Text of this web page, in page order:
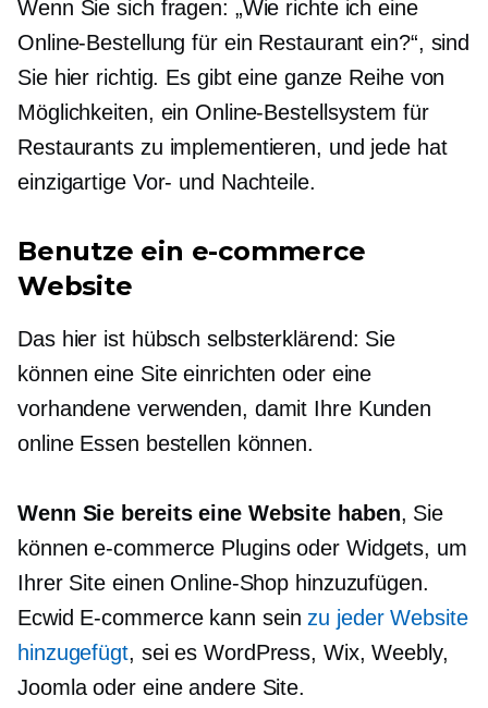
Wenn Sie sich fragen: „Wie richte ich eine
Online-Bestellung für ein Restaurant ein?“, sind
Sie hier richtig. Es gibt eine ganze Reihe von
Möglichkeiten, ein Online-Bestellsystem für
Restaurants zu implementieren, und jede hat
einzigartige Vor- und Nachteile.
Benutze ein e-commerce
Website
Das hier ist hübsch selbsterklärend: Sie
können eine Site einrichten oder eine
vorhandene verwenden, damit Ihre Kunden
online Essen bestellen können.
Wenn Sie bereits eine Website haben, Sie
könnene-commerce Plugins oder Widgets, um
Ihrer Site einen Online-Shop hinzuzufügen.
Ecwid E-commercekann sein zu jeder Website
hinzugefügt, sei es WordPress, Wix, Weebly,
Joomla oder eine andere Site.